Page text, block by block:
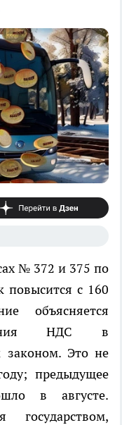
№ 372 и 375 по
с 160
объясняется
НДС в
законом. Это не
предыдущее
в августе.
государством,